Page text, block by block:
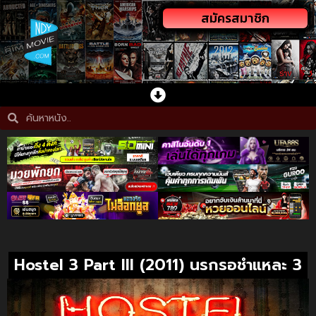
สมัครสมาชิก
Hostel 3 Part III (2011) นรกรอชำแหละ 3